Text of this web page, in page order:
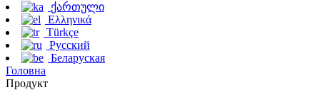
ქართული
Ελληνικά
Türkçe
Русский
Беларуская
Головна
Продукт